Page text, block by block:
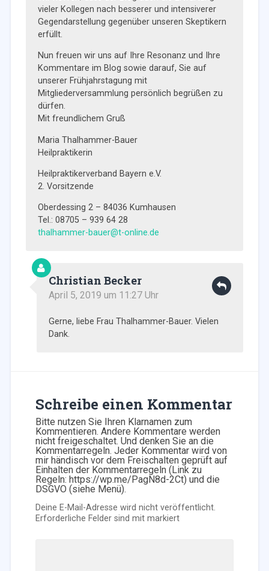
vieler Kollegen nach besserer und intensiverer
Gegendarstellung gegenüber unseren Skeptikern
erfüllt.
Nun freuen wir uns auf Ihre Resonanz und Ihre
Kommentare im Blog sowie darauf, Sie auf
unserer Frühjahrstagung mit
Mitgliederversammlung persönlich begrüßen zu
dürfen.
Mit freundlichem Gruß
Maria Thalhammer-Bauer
Heilpraktikerin
Heilpraktikerverband Bayern e.V.
2. Vorsitzende
Oberdessing 2 – 84036 Kumhausen
Tel.: 08705 – 939 64 28
thalhammer-bauer@t-online.de
Christian Becker
April 5, 2019 um 11:27 Uhr
Gerne, liebe Frau Thalhammer-Bauer. Vielen
Dank.
Schreibe einen Kommentar
Bitte nutzen Sie Ihren Klarnamen zum
Kommentieren. Andere Kommentare werden
nicht freigeschaltet. Und denken Sie an die
Kommentarregeln. Jeder Kommentar wird von
mir händisch vor dem Freischalten geprüft auf
Einhalten der Kommentarregeln (Link zu
Regeln: https://wp.me/PagN8d-2Ct) und die
DSGVO (siehe Menü).
Deine E-Mail-Adresse wird nicht veröffentlicht.
Erforderliche Felder sind mitmarkiert